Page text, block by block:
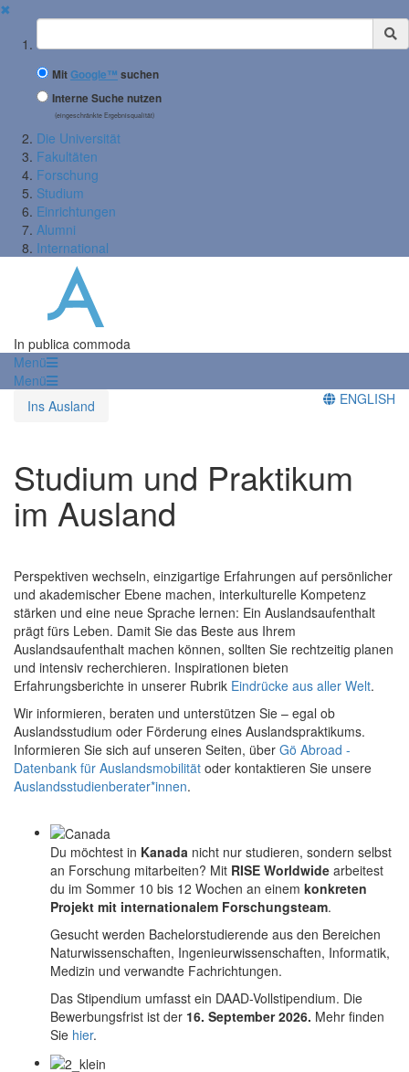
✖
Suchbegriff
MitGoogle™ suchen
Interne Suche nutzen
(eingeschränkte Ergebnisqualität)
Die Universität
Fakultäten
Forschung
Studium
Einrichtungen
Alumni
International
In publica commoda
Menü
Menü
Ins Ausland
ENGLISH
Studium und Praktikum
im Ausland
Perspektiven wechseln, einzigartige Erfahrungen auf persönlicher
und akademischer Ebene machen, interkulturelle Kompetenz
stärken und eine neue Sprache lernen: Ein Auslandsaufenthalt
prägt fürs Leben. Damit Sie das Beste aus Ihrem
Auslandsaufenthalt machen können, sollten Sie rechtzeitig planen
und intensiv recherchieren. Inspirationen bieten
Erfahrungsberichte in unserer Rubrik Eindrücke aus aller Welt.
Wir informieren, beraten und unterstützen Sie – egal ob
Auslandsstudium oder Förderung eines Auslandspraktikums.
Informieren Sie sich auf unseren Seiten, über Gö Abroad -
Datenbank für Auslandsmobilität oder kontaktieren Sie unsere
Auslandsstudienberater*innen.
Du möchtest in Kanada nicht nur studieren, sondern selbst
an Forschung mitarbeiten? Mit RISE Worldwide arbeitest
du im Sommer 10 bis 12 Wochen an einem konkreten
Projekt mit internationalem Forschungsteam.
Gesucht werden Bachelorstudierende aus den Bereichen
Naturwissenschaften, Ingenieurwissenschaften, Informatik,
Medizin und verwandte Fachrichtungen.
Das Stipendium umfasst ein DAAD-Vollstipendium. Die
Bewerbungsfrist ist der 16. September 2026. Mehr finden
Sie hier.